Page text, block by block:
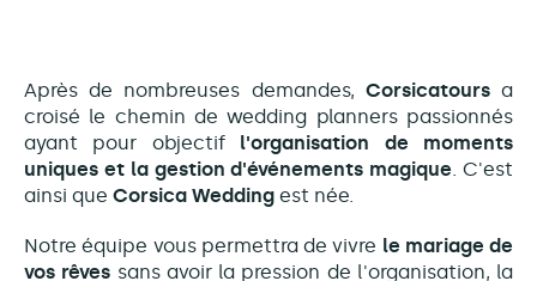
Après de nombreuses demandes, Corsicatoursa
croisé le chemin de wedding planners passionnés
ayant pour objectif l'organisation de moments
uniques et la gestion d'événements magique . C'est
ainsi que Corsica Wedding est née.
Notre équipe vous permettra de vivre le mariage de
vos rêves sans avoir la pression de l'organisation, la